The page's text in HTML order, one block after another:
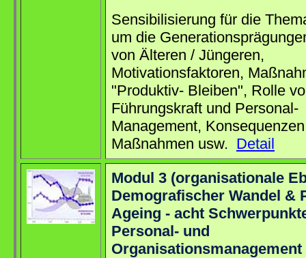
Sensibilisierung für die
um die
von Älteren / Jüngeren,
Motivationsfaktoren,
"Produktiv- Bleiben", Rolle
Führungskraft und Personal-
Management,
Maßnahmen usw. Detail
Modul 3 (organisationale
Demografischer Wandel &
Ageing - acht
Personal- und
Organisationsmanagement